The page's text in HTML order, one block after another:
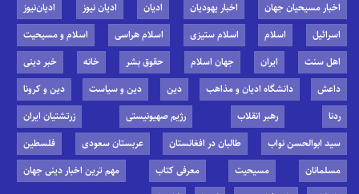
اخبار مسیحیان جهان
اخبار یهودیان ادیان ادیان نیوز
ادیان‌نیوز
اسرائیل
اسلام اسلام ستیزی اسلام هراسی
اسلام و مسیحیت
اهل سنت
ایران جهان اسلام حقوق بشر خانه
خبر دینی
داعش
دانشگاه ادیان و مذاهب دین دین و سیاست
دین و کرونا
ردنا
رهبر انقلاب رژیم صهیونیستی
زرتشتیان ایران
سید ابوالحسن نواب
طالبان در افغانستان عربستان سعودی
فلسطین
مسلمانان
مسیحیت معرفی کتاب
مهم ترین اخبار دینی جهان